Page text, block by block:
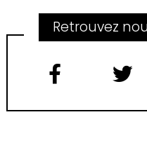
Retrouvez